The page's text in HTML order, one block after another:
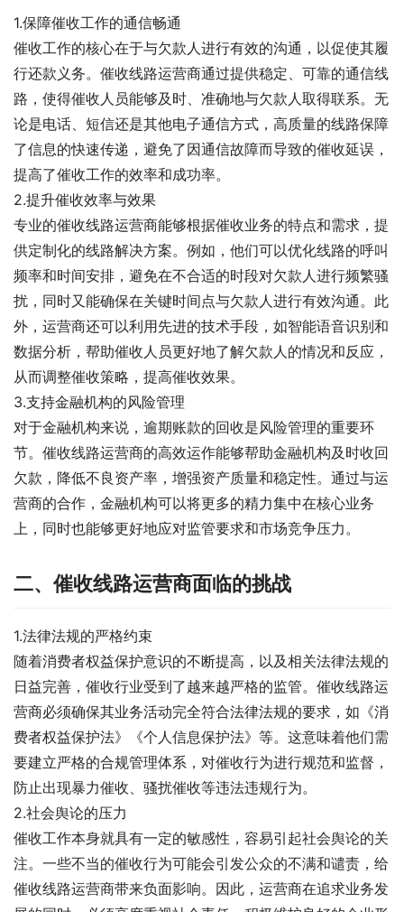
1.保障催收工作的通信畅通
催收工作的核心在于与欠款人进行有效的沟通，以促使其履
行还款义务。催收线路运营商通过提供稳定、可靠的通信线
路，使得催收人员能够及时、准确地与欠款人取得联系。无
论是电话、短信还是其他电子通信方式，高质量的线路保障
了信息的快速传递，避免了因通信故障而导致的催收延误，
提高了催收工作的效率和成功率。
2.提升催收效率与效果
专业的催收线路运营商能够根据催收业务的特点和需求，提
供定制化的线路解决方案。例如，他们可以优化线路的呼叫
频率和时间安排，避免在不合适的时段对欠款人进行频繁骚
扰，同时又能确保在关键时间点与欠款人进行有效沟通。此
外，运营商还可以利用先进的技术手段，如智能语音识别和
数据分析，帮助催收人员更好地了解欠款人的情况和反应，
从而调整催收策略，提高催收效果。
3.支持金融机构的风险管理
对于金融机构来说，逾期账款的回收是风险管理的重要环
节。催收线路运营商的高效运作能够帮助金融机构及时收回
欠款，降低不良资产率，增强资产质量和稳定性。通过与运
营商的合作，金融机构可以将更多的精力集中在核心业务
上，同时也能够更好地应对监管要求和市场竞争压力。
二、催收线路运营商面临的挑战
1.法律法规的严格约束
随着消费者权益保护意识的不断提高，以及相关法律法规的
日益完善，催收行业受到了越来越严格的监管。催收线路运
营商必须确保其业务活动完全符合法律法规的要求，如《消
费者权益保护法》《个人信息保护法》等。这意味着他们需
要建立严格的合规管理体系，对催收行为进行规范和监督，
防止出现暴力催收、骚扰催收等违法违规行为。
2.社会舆论的压力
催收工作本身就具有一定的敏感性，容易引起社会舆论的关
注。一些不当的催收行为可能会引发公众的不满和谴责，给
催收线路运营商带来负面影响。因此，运营商在追求业务发